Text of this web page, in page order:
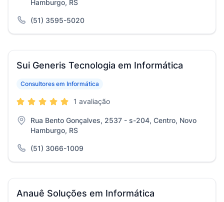
Hamburgo, RS
(51) 3595-5020
Sui Generis Tecnologia em Informática
Consultores em Informática
1 avaliação
Rua Bento Gonçalves, 2537 - s-204, Centro, Novo
Hamburgo, RS
(51) 3066-1009
Anauê Soluções em Informática